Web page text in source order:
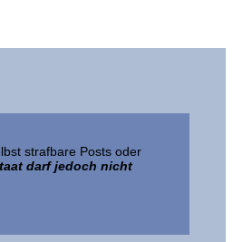
strafbare Posts oder
darf jedoch nicht